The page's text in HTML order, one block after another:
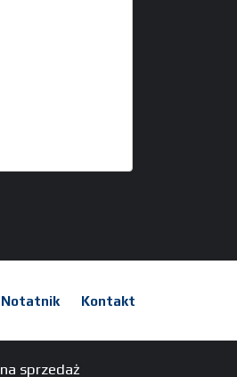
Notatnik Kontakt
na sprzedaż